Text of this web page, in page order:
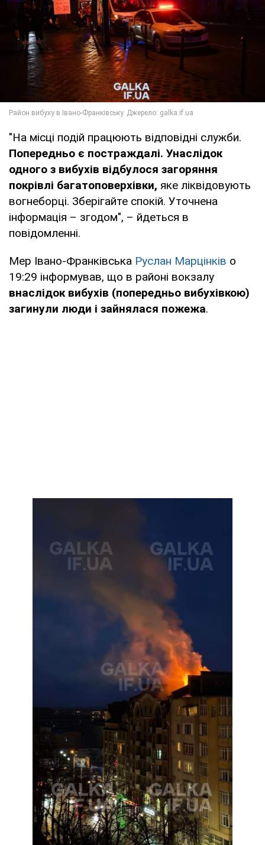
"На місці подій працюють відповідні служби.
Попередньо є постраждалі. Унаслідок
одного з вибухів відбулося загоряння
покрівлі багатоповерхівки, яке ліквідовують
вогнеборці. Зберігайте спокій. Уточнена
інформація – згодом", – йдеться в
повідомленні.
Мер Івано-Франківська Руслан Марцінків о
19:29 інформував, що в районі вокзалу
внаслідок вибухів (попередньо вибухівкою)
загинули люди і зайнялася пожежа.